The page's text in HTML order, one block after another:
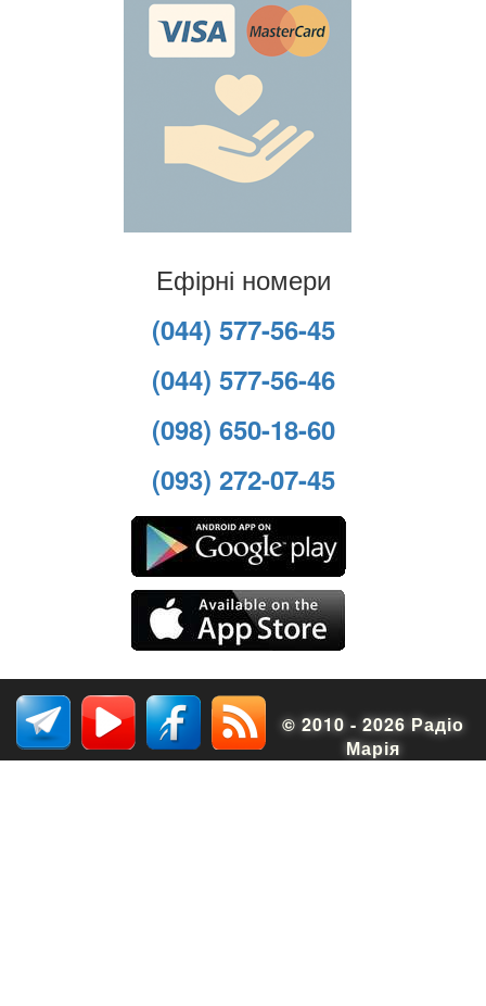
Ефірні номери
(044) 577-56-45
(044) 577-56-46
(098) 650-18-60
(093) 272-07-45
© 2010 - 2026 Радіо
Марія